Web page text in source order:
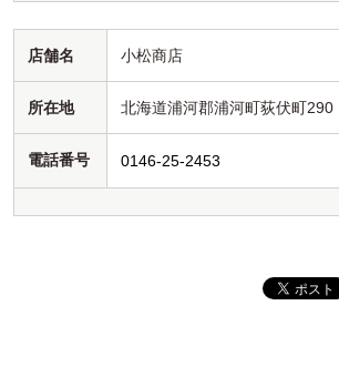
店舗名 小松商店
所在地 北海道浦河郡浦河町荻伏町290
電話番号 0146-25-2453